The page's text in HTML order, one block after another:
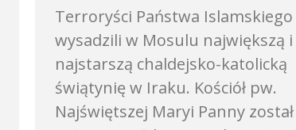
Terroryści Państwa Islamskiego
wysadzili w Mosulu największą i
najstarszą chaldejsko-katolicką
świątynię w Iraku. Kościół pw.
Najświętszej Maryi Panny został